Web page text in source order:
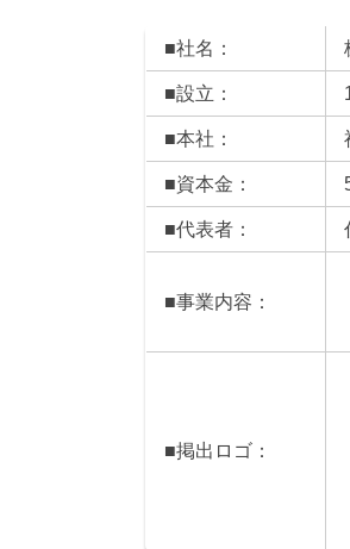
■社名：
■設立：
■本社：
■資本金：
■代表者：
■事業内容：
■掲出ロゴ：